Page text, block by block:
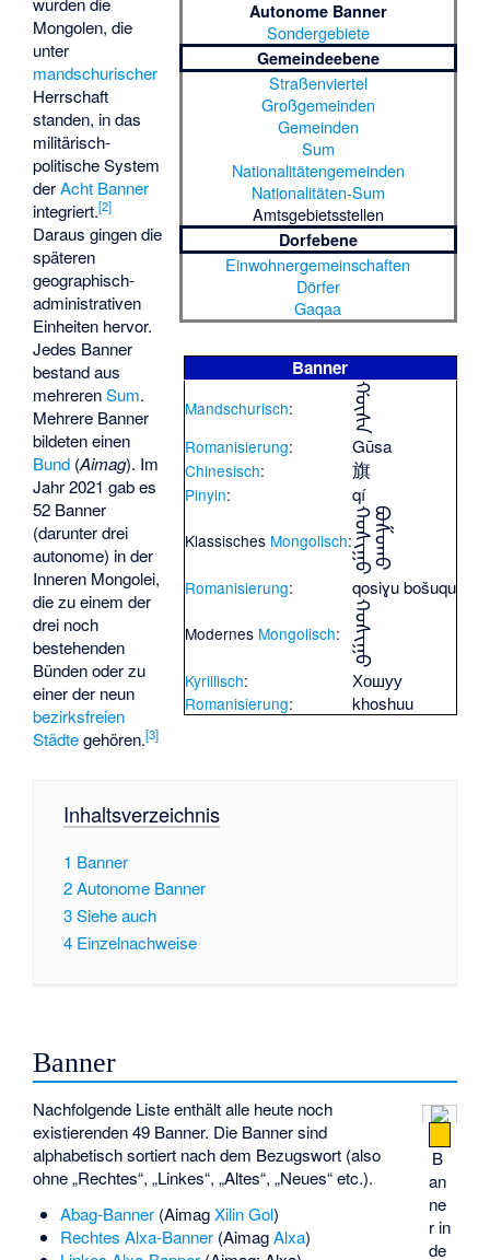
Autonome Banner
Sondergebiete
Gemeindeebene
Straßenviertel
Großgemeinden
Gemeinden
Sum
Nationalitätengemeinden
Nationalitäten-Sum
Amtsgebietsstellen
Dorfebene
Einwohnergemeinschaften
Dörfer
Gaqaa
Banner
Mandschurisch: ᡤᡡᠰᠠ
Romanisierung: Gūsa
Chinesisch: 旗
Pinyin: qí
Klassisches Mongolisch:ᠬᠣᠰᠢᠭᠤᠪᠣᠱᠤᠬᠤ
Romanisierung: qosiɣu bošuqu
Modernes Mongolisch: ᠬᠣᠰᠢᠭᠤ
Kyrillisch: Хошуу
Romanisierung: khoshuu
Mongolen, die
unter
mandschurischer
Herrschaft
standen, in das
militärisch-
politische System
derAcht Banner
integriert.[2]
Daraus gingen die
späteren
geographisch-
administrativen
Einheiten hervor.
Jedes Banner
bestand aus
mehrerenSum.
Mehrere Banner
bildeten einen
Bund (Aimag). Im
Jahr 2021 gab es
52 Banner
(darunter drei
autonome) in der
Inneren Mongolei,
die zu einem der
drei noch
bestehenden
Bünden oder zu
einer der neun
bezirksfreien
Städtegehören.[3]
Inhaltsverzeichnis
1 Banner
2Autonome Banner
3Siehe auch
4 Einzelnachweise
Banner
B
an
ne
r in
de
Nachfolgende Liste enthält alle heute noch
existierenden 49 Banner. Die Banner sind
alphabetisch sortiert nach dem Bezugswort (also
ohne „Rechtes“, „Linkes“, „Altes“, „Neues“ etc.).
Abag-Banner(AimagXilin Gol)
Rechtes Alxa-Banner(AimagAlxa)